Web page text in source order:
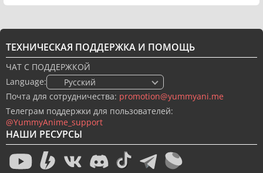
НАШИ РЕСУРСЫ
ТЕХНИЧЕСКАЯ ПОДДЕРЖКА И ПОМОЩЬ
ЧАТ С ПОДДЕРЖКОЙ
Language:
🇷🇺 Русский
Почта для сотрудничества: promotion@yummyani.me
Телеграм поддержки для пользователей:
@YummyAnime_support